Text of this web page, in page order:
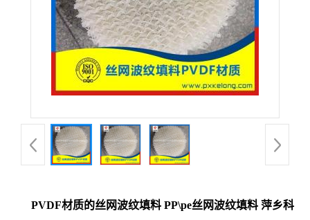
产
品
PVDF材质的丝网波纹填料 PP\pe丝网波纹填料 萍乡科